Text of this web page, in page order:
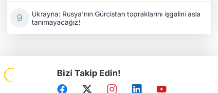
Ukrayna: Rusya'nın Gürcistan topraklarını işgalini asla
tanımayacağız!
Bizi Takip Edin!